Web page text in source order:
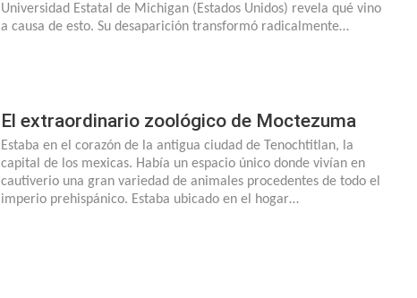
Universidad Estatal de Michigan (Estados Unidos) revela qué vino
a causa de esto. Su desaparición transformó radicalmente…
El extraordinario zoológico de Moctezuma
Estaba en el corazón de la antigua ciudad de Tenochtitlan, la
capital de los mexicas. Había un espacio único donde vivían en
cautiverio una gran variedad de animales procedentes de todo el
imperio prehispánico. Estaba ubicado en el hogar…